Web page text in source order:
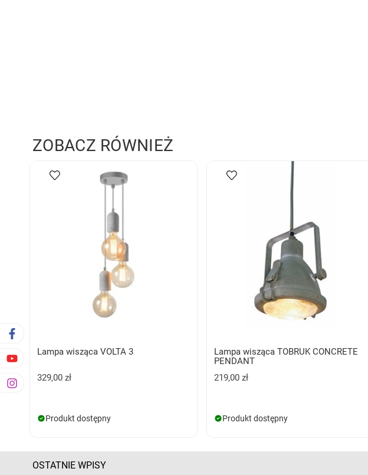
ZOBACZ RÓWNIEŻ
Lampa wisząca VOLTA 3
329,00 zł
Produkt dostępny
Lampa wisząca TOBRUK CONCRETE
PENDANT
219,00 zł
Produkt dostępny
OSTATNIE WPISY